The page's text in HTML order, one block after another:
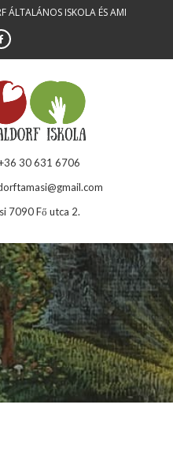
ÁLTALÁNOS ISKOLA ÉS AMI
30 631 6706
7090 Fő utca 2.